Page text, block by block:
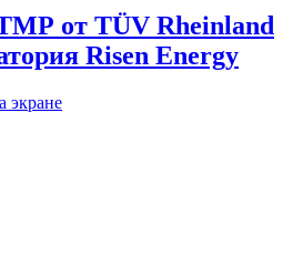
от TÜV Rheinland
Risen Energy
экране